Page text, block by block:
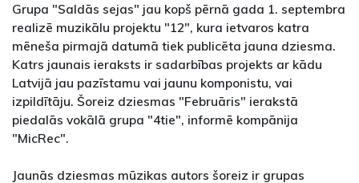
Grupa "Saldās sejas" jau kopš pērnā gada 1. septembra
realizē muzikālu projektu "12", kura ietvaros katra
mēneša pirmajā datumā tiek publicēta jauna dziesma.
Katrs jaunais ieraksts ir sadarbības projekts ar kādu
Latvijā jau pazīstamu vai jaunu komponistu, vai
izpildītāju. Šoreiz dziesmas "Februāris" ierakstā
piedalās vokālā grupa "4tie", informē kompānija
"MicRec".
Jaunās dziesmas mūzikas autors šoreiz ir grupas